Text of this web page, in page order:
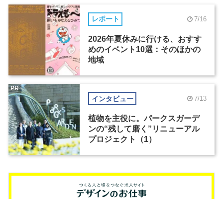
レポート 7/16
2026年夏休みに行ける、おすす
めのイベント10選：そのほかの
地域
インタビュー 7/13
植物を主役に。パークスガーデ
ンの“残して磨く”リニューアル
プロジェクト（1）
PR